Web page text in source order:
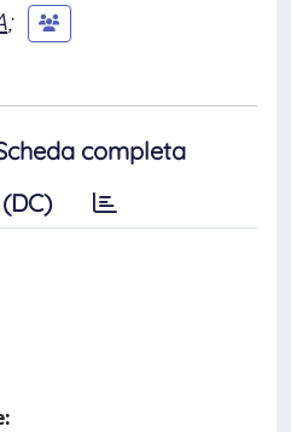
;
completa